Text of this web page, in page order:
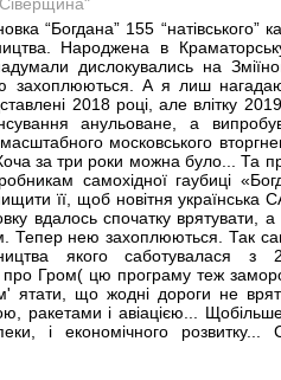
“Богдана” 155 “натівського”
Народжена в
дислокувались на
захоплюються. А я лиш
2018 році, але влітку
анульоване, а
московського
за три роки можна було... Та
самохідної гаубиці
її, щоб новітня українська
вдалось спочатку врятувати, а
Тепер нею захоплюються. Так
якого саботувалася з
про Гром( цю програму теж
ятати, що жодні дороги не
ракетами і авіацією...
і економічного розвитку...